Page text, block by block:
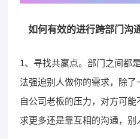
如何有效的进行跨部门沟
1、寻找共赢点。部门之间都
法强迫别人做你的需求，除
自公司老板的压力，对方可
求更多还是靠互相的沟通，别